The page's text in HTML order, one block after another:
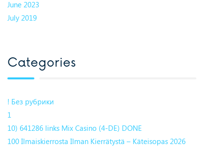
June 2023
July 2019
Categories
! Без рубрики
1
10) 641286 links Mix Casino (4-DE) DONE
100 Ilmaiskierrosta Ilman Kierrätystä – Käteisopas 2026